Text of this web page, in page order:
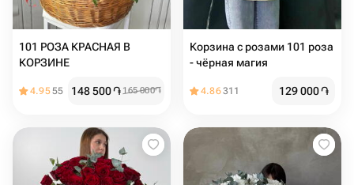
101 РОЗА КРАСНАЯ В
КОРЗИНЕ
4.9555 148 500֏ 165 000֏
Корзина с розами 101 роза
- чёрная магия
4.86311 129 000֏